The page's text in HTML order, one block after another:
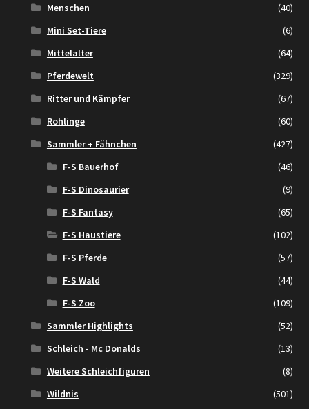
Menschen
(40)
Mini Set-Tiere
(6)
Mittelalter
(64)
Pferdewelt
(329)
Ritter und Kämpfer
(67)
Rohlinge
(60)
Sammler + Fähnchen
(427)
F-S Bauerhof
(46)
F-S Dinosaurier
(9)
F-S Fantasy
(65)
F-S Haustiere
(102)
F-S Pferde
(57)
F-S Wald
(44)
F-S Zoo
(109)
Sammler Highlights
(52)
Schleich - Mc Donalds
(13)
Weitere Schleichfiguren
(8)
Wildnis
(501)